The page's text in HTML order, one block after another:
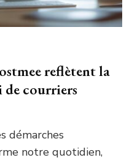
reflètent la
de courriers
démarches
notre quotidien,